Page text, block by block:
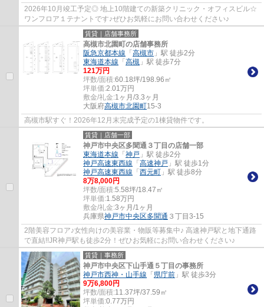
2026年10月竣工予定◎ 地上10階建ての新築クリニック・オフィスビル☆
ワンフロア１テナントです♪ぜひお気軽にお問い合わせください♪
賃貸｜店舗事務所
高槻市北園町の店舗事務所
阪急京都本線 「 高槻市 」駅 徒歩2分
東海道本線 「 高槻 」駅 徒歩7分
121万円
坪数/面積:60.18坪/198.96㎡
坪単価:2.01万円
敷金/礼金:1ヶ月/3.3ヶ月
大阪府高槻市北園町15-3
高槻市駅すぐ！2026年12月末完成予定の1棟貸物件です。
賃貸｜店舗一部
神戸市中央区多聞通３丁目の店舗一部
東海道本線 「 神戸 」駅 徒歩2分
神戸高速東西線 「 高速神戸 」駅 徒歩1分
神戸高速東西線 「 西元町 」駅 徒歩8分
8万8,000円
坪数/面積:5.58坪/18.47㎡
坪単価:1.58万円
敷金/礼金:3ヶ月/1ヶ月
兵庫県神戸市中央区多聞通 ３丁目3-15
2階美容フロア♪女性向けの美容業・物販等募集中♪ 高速神戸駅と地下通路
で直結!!JR神戸駅も徒歩2分！ぜひお気軽にお問い合わせください♪
賃貸｜事務所
神戸市中央区下山手通５丁目の事務所
神戸市西神・山手線 「 県庁前 」駅 徒歩3分
9万6,800円
坪数/面積:11.37坪/37.59㎡
坪単価:0.77万円